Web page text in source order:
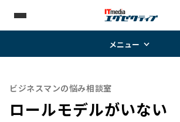
メニュー
ビジネスマンの悩み相談室
ロールモデルがいない